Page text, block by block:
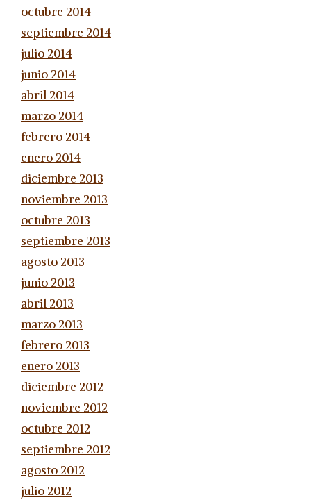
octubre 2014
septiembre 2014
julio 2014
junio 2014
abril 2014
marzo 2014
febrero 2014
enero 2014
diciembre 2013
noviembre 2013
octubre 2013
septiembre 2013
agosto 2013
junio 2013
abril 2013
marzo 2013
febrero 2013
enero 2013
diciembre 2012
noviembre 2012
octubre 2012
septiembre 2012
agosto 2012
julio 2012